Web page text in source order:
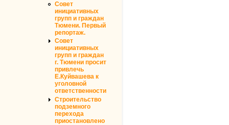
Совет
инициативных
групп и граждан
Тюмени. Первый
репортаж.
Совет
инициативных
групп и граждан
г. Тюмени просит
привлечь
Е.Куйвашева к
уголовной
ответственности
Строительство
подземного
перехода
приостановлено